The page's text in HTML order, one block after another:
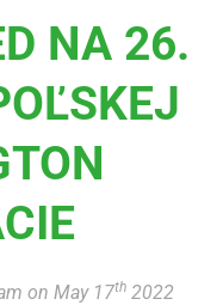
NA 26.
on May 17th 2022